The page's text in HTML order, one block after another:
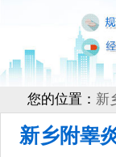
您的位置： 新
新乡附睾